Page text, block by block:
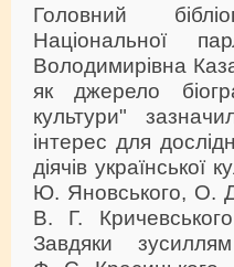
Головний
Національної
Володимирівна
як джерело
культури"
інтерес для
діячів
Ю. Яновського, О.
B. Г.
Завдяки